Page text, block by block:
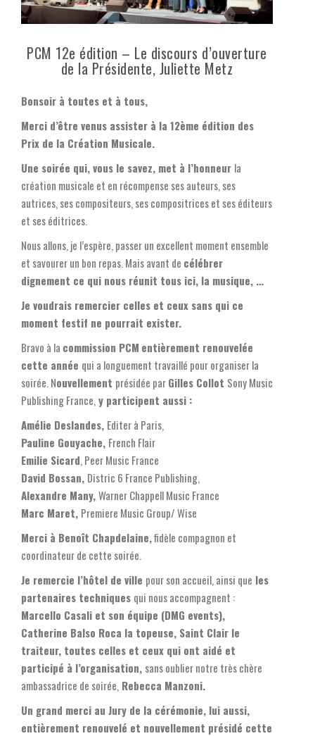
PCM 12e édition – Le discours d’ouverture
de la Présidente, Juliette Metz
Bonsoir à toutes et à tous,
Merci d’être venus assister à la 12ème édition des
Prix de la Création Musicale.
Une soirée qui, vous le savez, met à l’honneur la
création musicale et en récompense ses auteurs, ses
autrices, ses compositeurs, ses compositrices et ses éditeurs
et ses éditrices.
Nous allons, je l’espère, passer un excellent moment ensemble
et savourer un bon repas. Mais avant de célébrer
dignement ce qui nous réunit tous ici, la musique, …
Je voudrais remercier celles et ceux sans qui ce
moment festif ne pourrait exister.
Bravo à la commission PCM entièrement renouvelée
cette année qui a longuement travaillé pour organiser la
soirée. Nouvellement présidée parGilles Collot Sony Music
Publishing France, y participent aussi :
Amélie Deslandes, Editer à Paris,
Pauline Gouyache, French Flair
Emilie Sicard, Peer Music France
David Bossan, Distric 6 France Publishing,
Alexandre Many,Warner Chappell Music France
Marc Maret, Premiere Music Group/ Wise
Merci à Benoît Chapdelaine,fidèle compagnon et
coordinateur de cette soirée.
Je remercie l’hôtel de ville pour son accueil, ainsi que les
partenaires techniques qui nous accompagnent :
Marcello Casali et son équipe (DMG events),
Catherine Balso Roca la topeuse, Saint Clair le
traiteur, toutes celles et ceux qui ont aidé et
participé à l’organisation, sans oublier notre très chère
ambassadrice de soirée, Rebecca Manzoni.
Un grand merci au Jury de la cérémonie, lui aussi,
entièrement renouvelé et nouvellement présidé cette